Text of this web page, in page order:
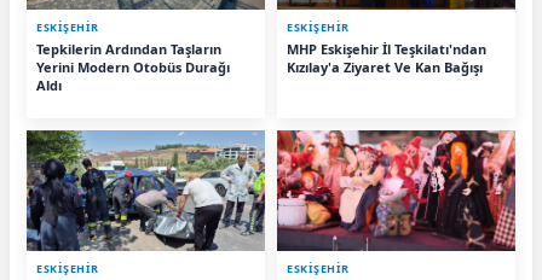
ESKIŞEHIR
Tepkilerin Ardından Taşların
Yerini Modern Otobüs Durağı
Aldı
ESKIŞEHIR
MHP Eskişehir İl Teşkilatı'ndan
Kızılay'a Ziyaret Ve Kan Bağışı
ESKIŞEHIR ESKIŞEHIR